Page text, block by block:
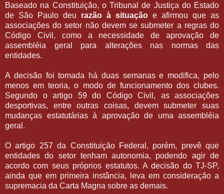
Baseado na Constituição, o Tribunal de Justiça do Estado
de São Paulo deu razão à situação e afirmou que as
associações do setor não devem se submeter a regras do
Código Civil, como a necessidade de aprovação de
assembléia geral para alterações nas normas das
entidades.
A decisão foi tomada há duas semanas e modifica, pelo
menos em teoria, o modo de funcionamento dos clubes.
Segundo o artigo 59 do Código Civil, as associações
desportivas, entre outras coisas, devem submeter suas
mudanças estatutárias à aprovação de uma assembléia
geral.
O artigo 257 da Constituição Federal, porém, prevê que
entidades do setor tenham autonomia, podendo agir de
acordo com seus próprios estatutos. A decisão do TJ-SP,
ainda que em primeira instância, leva em consideração a
supremacia da Carta Magna sobre as demais.